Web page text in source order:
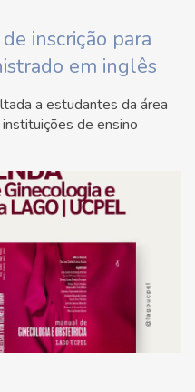
inscrição para
em inglês
a estudantes da área
de ensino